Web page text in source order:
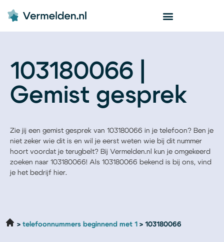
103180066 |
Gemist gesprek
Zie jij een gemist gesprek van 103180066 in je telefoon? Ben je
niet zeker wie dit is en wil je eerst weten wie bij dit nummer
hoort voordat je terugbelt? Bij Vermelden.nl kun je omgekeerd
zoeken naar 103180066! Als 103180066 bekend is bij ons, vind
je het bedrijf hier.
telefoonnummers beginnend met 1 103180066